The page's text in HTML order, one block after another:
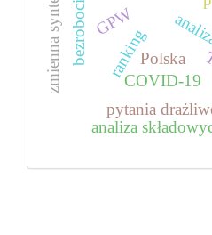
ranking
pytania
GPW
bezrobocie Polska
analiza
COVID-19